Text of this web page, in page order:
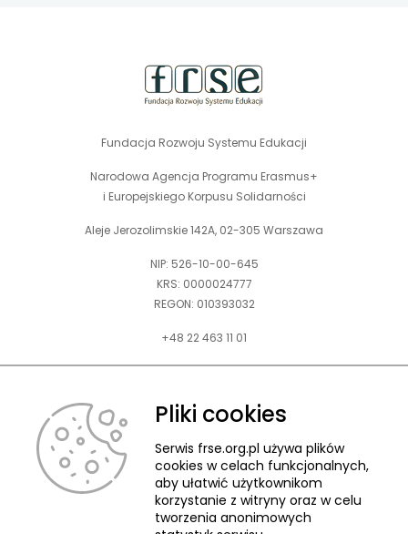
Fundacja Rozwoju Systemu Edukacji
Narodowa Agencja Programu Erasmus+
i Europejskiego Korpusu Solidarności
Aleje Jerozolimskie 142A, 02-305 Warszawa
NIP: 526-10-00-645
KRS: 0000024777
REGON: 010393032
+48 22 463 11 01
Zapraszamy do kontaktu telefonicznego w godz. 9-15.
kontakt@frse.org.pl
© 2026 Fundacja Rozwoju Systemu Edukacji
Pliki cookies
Serwis frse.org.pl używa plików
cookies w celach funkcjonalnych,
aby ułatwić użytkownikom
korzystanie z witryny oraz w celu
tworzenia anonimowych